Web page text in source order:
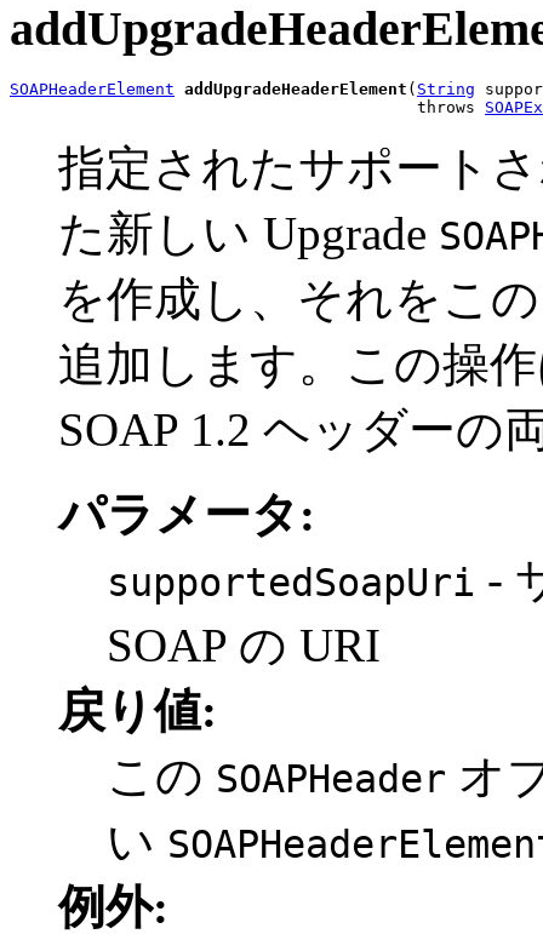
SOAPHeaderElement addUpgradeHeaderElement ( String
                                          throws
指定されたサポート
た新しい Upgrade
を作成し、それをこ
追加します。この操
SOAP 1.2 ヘッダーの
パラメータ:
supportedSoapUri -
SOAP の URI
戻り値:
この SOAPHeader オ
い
例外: